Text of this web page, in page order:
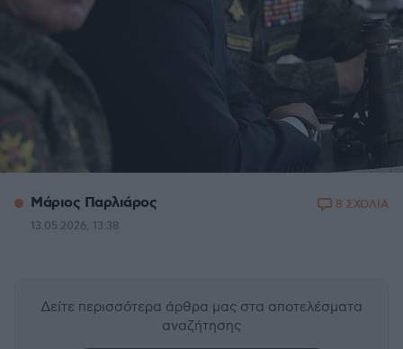
Μάριος Παρλιάρος
13.05.2026, 13:38
8 ΣΧΟΛΙΑ
Δείτε περισσότερα άρθρα μας στα αποτελέσματα
αναζήτησης